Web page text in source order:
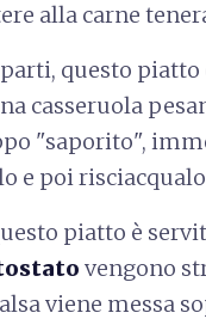
alla carne
questo piatto
casseruola
"saporito",
e poi
piatto è
vengono
viene messa